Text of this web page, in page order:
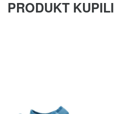
PRODUKT